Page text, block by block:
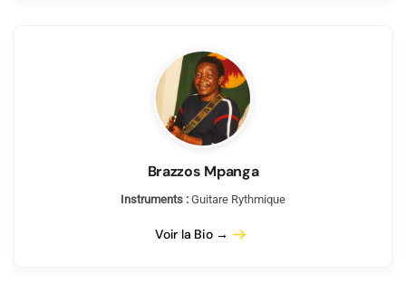
Brazzos Mpanga
Instruments : Guitare Rythmique
Voir la Bio →